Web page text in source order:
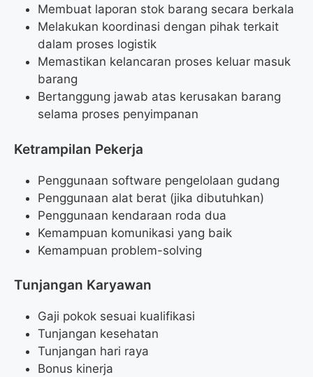
Membuat laporan stok barang secara berkala
Melakukan koordinasi dengan pihak terkait
dalam proses logistik
Memastikan kelancaran proses keluar masuk
barang
Bertanggung jawab atas kerusakan barang
selama proses penyimpanan
Ketrampilan Pekerja
Penggunaan software pengelolaan gudang
Penggunaan alat berat (jika dibutuhkan)
Penggunaan kendaraan roda dua
Kemampuan komunikasi yang baik
Kemampuan problem-solving
Tunjangan Karyawan
Gaji pokok sesuai kualifikasi
Tunjangan kesehatan
Tunjangan hari raya
Bonus kinerja